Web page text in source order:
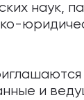
наук,
и